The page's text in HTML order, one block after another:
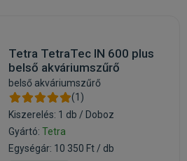
Tetra TetraTec IN 600 plus
belső akváriumszűrő
belső akváriumszűrő
(1)
Kiszerelés: 1 db / Doboz
Gyártó: Tetra
Egységár: 10 350 Ft / db